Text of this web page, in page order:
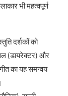
भी महत्वपूर्ण
दर्शकों को
(डायरेक्टर) और
का यह समन्वय